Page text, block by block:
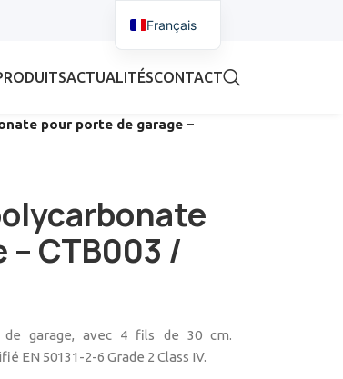
ACTUALITÉSCONTACT
pour porte de garage –
CTB003 /
garage, avec 4 fils de 30 cm.
EN 50131-2-6 Grade 2 Class IV.
Français